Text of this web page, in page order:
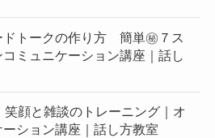
ドトークの作り方 簡単㊙︎７ス
ミュニケーション講座｜話し
顔と雑談のトレーニング｜オ
ション講座｜話し方教室